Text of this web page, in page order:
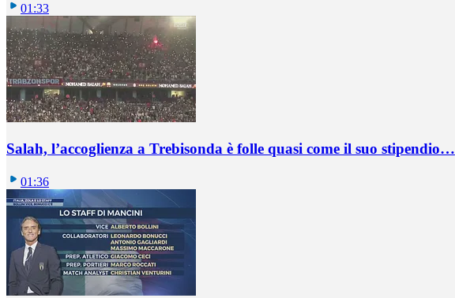
01:33
Salah, l’accoglienza a Trebisonda è folle quasi come il suo stipendio…
01:36